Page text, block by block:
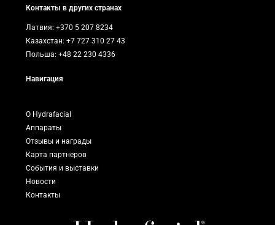
Контакты в других странах
Латвия: +370 5 207 8234
Казахстан: +7 727 310 27 43
Польша: +48 22 230 4336
Навигация
О Hydrafacial
Аппараты
Отзывы и награды
Карта партнеров
События и выставки
Новости
Контакты